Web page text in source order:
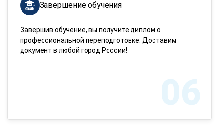
Завершение обучения
Завершив обучение, вы получите диплом о
профессиональной переподготовке. Доставим
документ в любой город России!
06